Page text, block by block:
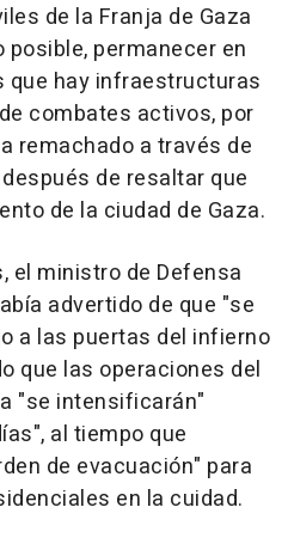
de la Franja de Gaza
posible, permanecer en
que hay infraestructuras
combates activos, por
remachado a través de
de resaltar que
de la ciudad de Gaza.
el ministro de Defensa
advertido de que "se
a las puertas del infierno
que las operaciones del
"se intensificarán"
al tiempo que
de evacuación" para
en la cuidad.